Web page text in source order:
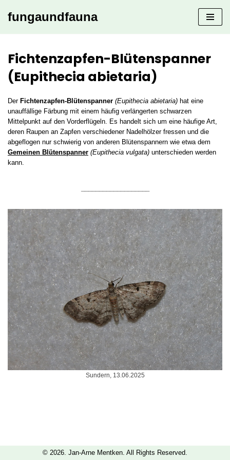
fungaundfauna
Fichtenzapfen-Blütenspanner
(Eupithecia abietaria)
Der Fichtenzapfen-Blütenspanner (Eupithecia abietaria) hat eine
unauffällige Färbung mit einem häufig verlängerten schwarzen
Mittelpunkt auf den Vorderflügeln. Es handelt sich um eine häufige Art,
deren Raupen an Zapfen verschiedener Nadelhölzer fressen und die
abgeflogen nur schwierig von anderen Blütenspannern wie etwa dem
Gemeinen Blütenspanner (Eupithecia vulgata) unterschieden werden
kann.
Sundern, 13.06.2025
© 2026. Jan-Arne Mentken. All Rights Reserved.